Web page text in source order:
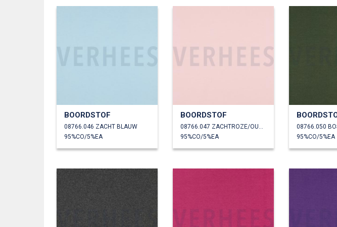
BOORDSTOF
08766.046 ZACHT BLAUW
95%CO/5%EA
BOORDSTOF
95%CO/5%EA
08766.050
95%CO/5%EA